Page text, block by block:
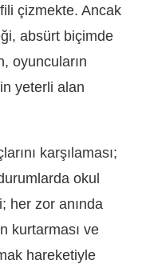
çizmekte. Ancak
absürt biçimde
oyuncuların
yeterli alan
karşılaması;
okul
her zor anında
kurtarması ve
hareketiyle